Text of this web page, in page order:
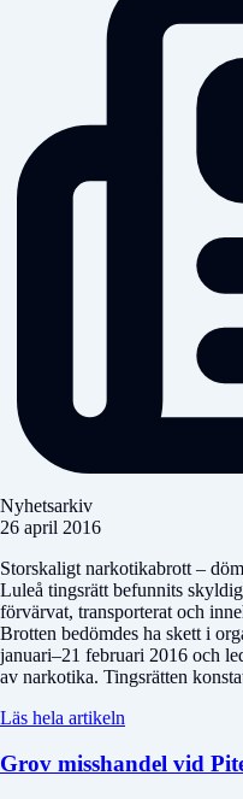
Nyhetsarkiv
26 april 2016
Storskaligt narkotikabrott –
Luleå tingsrätt befunnits
förvärvat, transporterat och
Brotten bedömdes ha skett i
januari–21 februari 2016 och
av narkotika. Tingsrätten
Läs hela artikeln
Grov misshandel vid